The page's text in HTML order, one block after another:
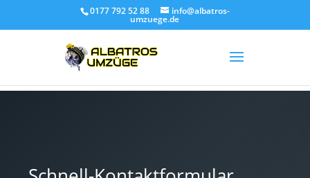
0177 792 52 88 info@albatros-
umzuege.de